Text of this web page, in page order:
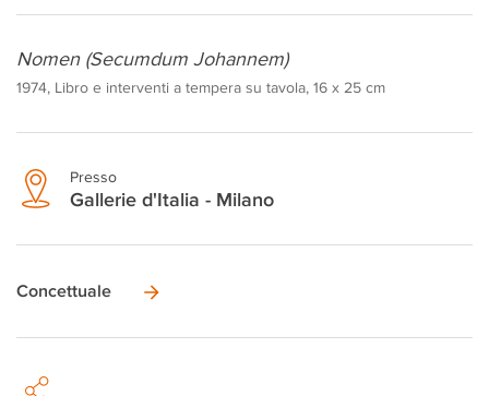
Nomen (Secumdum Johannem)
1974, Libro e interventi a tempera su tavola, 16 x 25 cm
Presso
Gallerie d'Italia - Milano
Concettuale